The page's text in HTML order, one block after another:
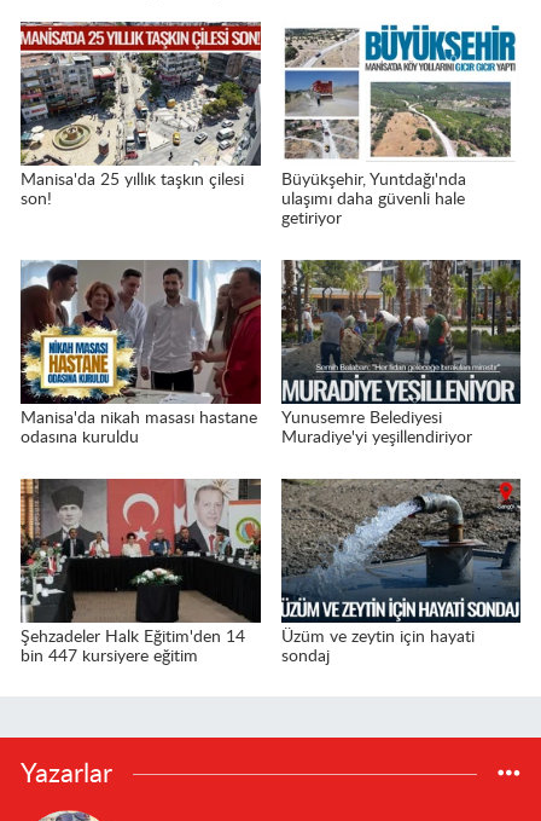
Manisa'da 25 yıllık taşkın çilesi
son!
Büyükşehir, Yuntdağı'nda
ulaşımı daha güvenli hale
getiriyor
Manisa'da nikah masası hastane
odasına kuruldu
Yunusemre Belediyesi
Muradiye'yi yeşillendiriyor
Şehzadeler Halk Eğitim'den 14
bin 447 kursiyere eğitim
Üzüm ve zeytin için hayati
sondaj
Yazarlar